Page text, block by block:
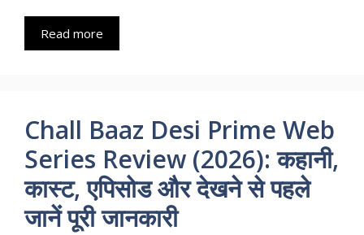
Read more
Chall Baaz Desi Prime Web
Series Review (2026): कहानी,
कास्ट, एपिसोड और देखने से पहले
जानें पूरी जानकारी